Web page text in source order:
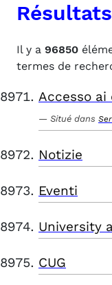
Il y a 96850
termes de
Accesso
Situé dans
Notizie
Eventi
University
CUG